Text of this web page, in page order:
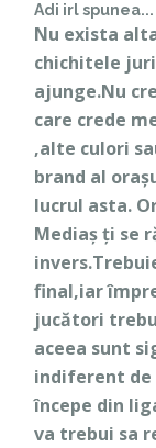
Adi irl spunea...
Nu exista
chichitele
ajunge.Nu
care crede
,alte culori
brand al
lucrul asta.
Mediaș ți se
final,iar
jucători
aceea sunt
indiferent de
începe din
va trebui sa